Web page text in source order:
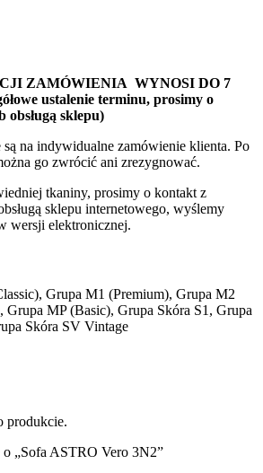
ZAMÓWIENIA WYNOSI DO 7
ustalenie terminu, prosimy o
obsługą sklepu)
na indywidualne zamówienie klienta. Po
go zwrócić ani zrezygnować.
tkaniny, prosimy o kontakt z
sklepu internetowego, wyślemy
wersji elektronicznej.
, Grupa M1 (Premium), Grupa M2
, Grupa MP (Basic), Grupa Skóra S1 , Grupa
Skóra SV Vintage
produkcie.
„Sofa ASTRO Vero 3N2”